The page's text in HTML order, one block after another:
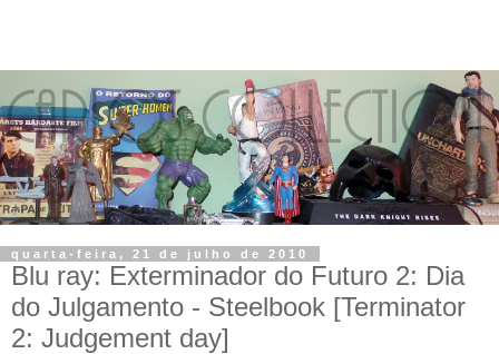
quarta-feira, 21 de julho de 2010
Blu ray: Exterminador do Futuro 2: Dia
do Julgamento - Steelbook [Terminator
2: Judgement day]